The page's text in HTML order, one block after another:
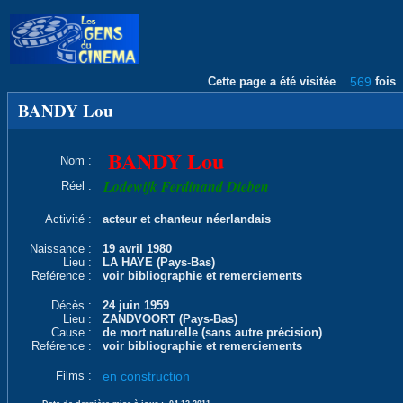
Cette page a été visitée 569 fois
BANDY Lou
Nom : BANDY Lou
Réel : Lodewijk Ferdinand Dieben
Activité : acteur et chanteur néerlandais
Naissance :
19 avril 1980
Lieu :
LA HAYE (Pays-Bas)
Reférence :
voir bibliographie et remerciements
Décès :
24 juin 1959
Lieu :
ZANDVOORT (Pays-Bas)
Cause :
de mort naturelle (sans autre précision)
Reférence :
voir bibliographie et remerciements
Films : en construction